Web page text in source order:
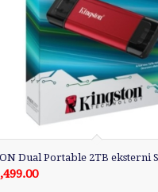
Dual Portable 2TB eksterni